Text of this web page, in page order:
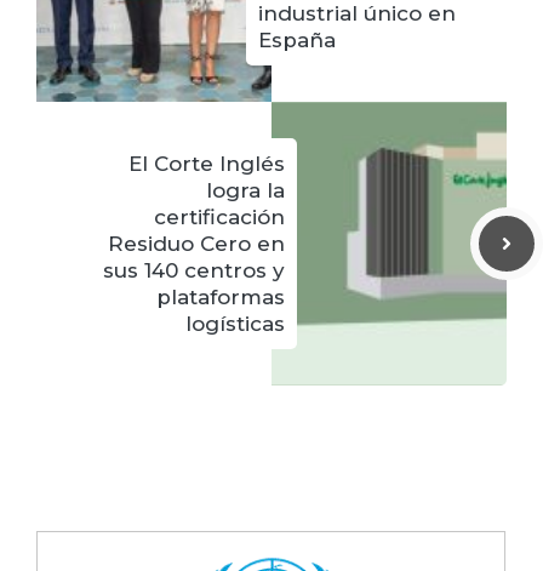
industrial único en
España
El Corte Inglés
logra la
certificación
Residuo Cero en
sus 140 centros y
plataformas
logísticas